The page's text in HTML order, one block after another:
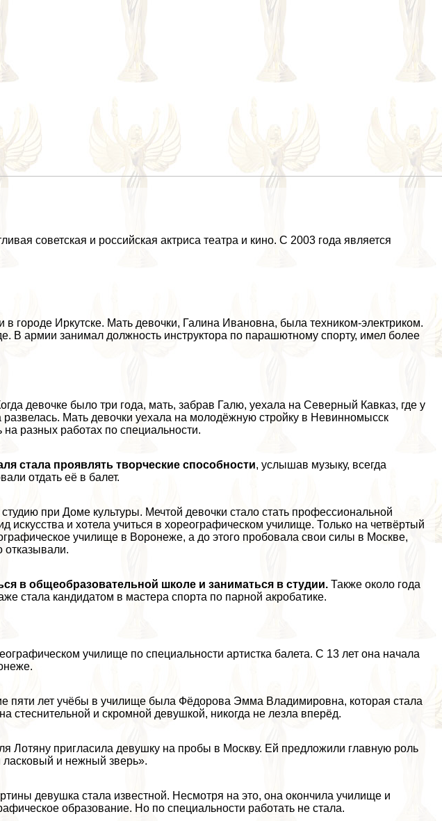
советская и российская актриса театра и кино. С 2003 года является
городе Иркутске. Мать дeвoчки, Галина Ивановна, была техником-электриком.
В армии занимал должность инструктора по парашютному спорту, имел более
дeвoчке было три года, мать, забрав Галю, уехала на Северный Кавказ, где у
Мать дeвoчки уехала на молодёжную стройку в Невинномысск
на разных работах по специальности.
стала проявлять творческие способности, услышав музыку, всегда
отдать её в балет.
при Доме культуры. Мечтой дeвoчки стало стать профессиональной
искусства и хотела учиться в хореографическом училище. Только на четвёртый
училище в Воронеже, а до этого пробовала свои силы в Москве,
отказывали.
в общеобразовательной школе и заниматься в студии. Также около года
стала кандидатом в мастера спорта по парной акробатике.
училище по специальности артистка балета. С 13 лет она начала
пяти лет учёбы в училище была Фёдорова Эмма Владимировна, которая стала
стеснительной и скромной дeвyшкой, никогда не лезла вперёд.
Лотяну пригласила дeвyшку на пробы в Москву. Ей предложили главную роль
и нежный зверь».
дeвyшка стала известной. Несмотря на это, она окончила училище и
образование. Но по специальности работать не стала.